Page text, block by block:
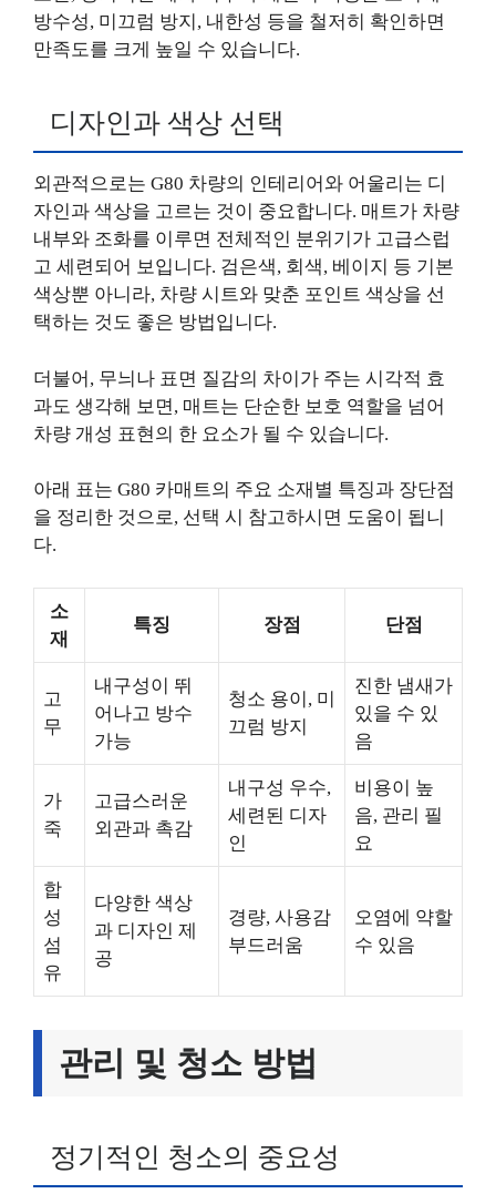
방수성, 미끄럼 방지, 내한성 등을 철저히 확인하면
만족도를 크게 높일 수 있습니다.
디자인과 색상 선택
외관적으로는 G80 차량의 인테리어와 어울리는 디
자인과 색상을 고르는 것이 중요합니다. 매트가 차량
내부와 조화를 이루면 전체적인 분위기가 고급스럽
고 세련되어 보입니다. 검은색, 회색, 베이지 등 기본
색상뿐 아니라, 차량 시트와 맞춘 포인트 색상을 선
택하는 것도 좋은 방법입니다.
더불어, 무늬나 표면 질감의 차이가 주는 시각적 효
과도 생각해 보면, 매트는 단순한 보호 역할을 넘어
차량 개성 표현의 한 요소가 될 수 있습니다.
아래 표는 G80 카매트의 주요 소재별 특징과 장단점
을 정리한 것으로, 선택 시 참고하시면 도움이 됩니
다.
소
재
특징 장점 단점
고
무
내구성이 뛰
어나고 방수
가능
청소 용이, 미
끄럼 방지
진한 냄새가
있을 수 있
음
가
죽
고급스러운
외관과 촉감
내구성 우수,
세련된 디자
인
비용이 높
음, 관리 필
요
합
성
섬
유
다양한 색상
과 디자인 제
공
경량, 사용감
부드러움
오염에 약할
수 있음
관리 및 청소 방법
정기적인 청소의 중요성